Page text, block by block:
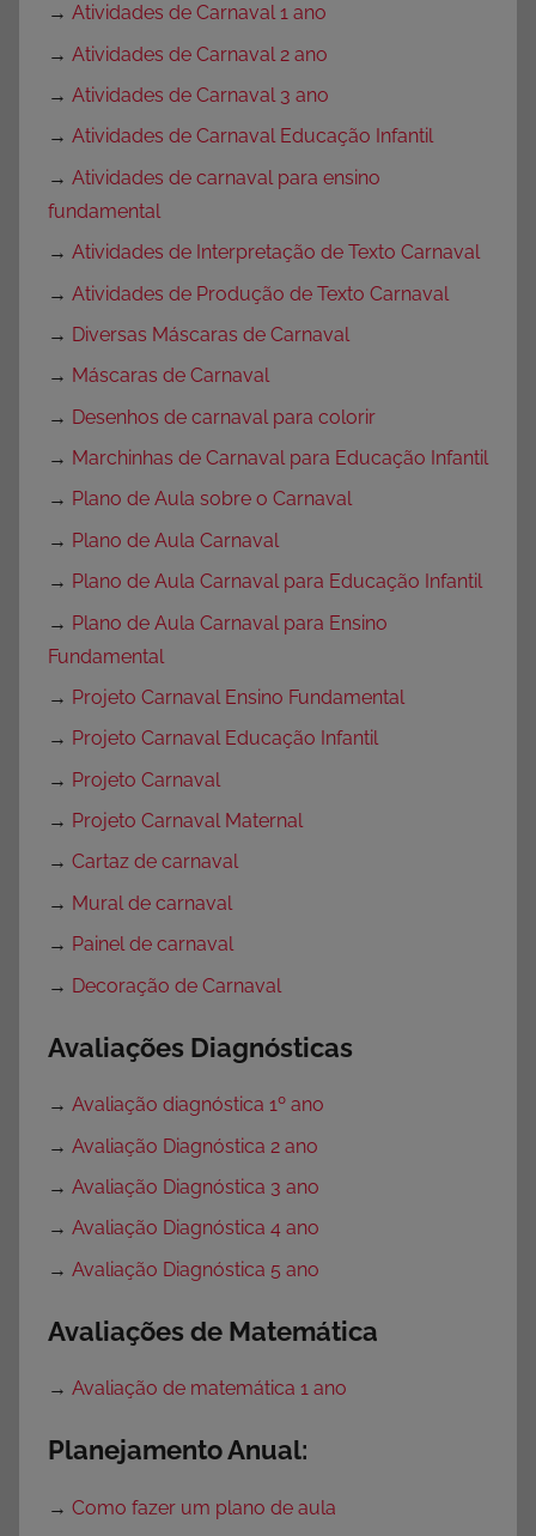
→ Atividades de Carnaval 1 ano
→ Atividades de Carnaval 2 ano
→ Atividades de Carnaval 3 ano
→ Atividades de Carnaval Educação Infantil
→ Atividades de carnaval para ensino
fundamental
→ Atividades de Interpretação de Texto Carnaval
→ Atividades de Produção de Texto Carnaval
→ Diversas Máscaras de Carnaval
→ Máscaras de Carnaval
→ Desenhos de carnaval para colorir
→ Marchinhas de Carnaval para Educação Infantil
→ Plano de Aula sobre o Carnaval
→ Plano de Aula Carnaval
→ Plano de Aula Carnaval para Educação Infantil
→ Plano de Aula Carnaval para Ensino
Fundamental
→ Projeto Carnaval Ensino Fundamental
→ Projeto Carnaval Educação Infantil
→ Projeto Carnaval
→ Projeto Carnaval Maternal
→ Cartaz de carnaval
→ Mural de carnaval
→ Painel de carnaval
→ Decoração de Carnaval
Avaliações Diagnósticas
→ Avaliação diagnóstica 1º ano
→ Avaliação Diagnóstica 2 ano
→ Avaliação Diagnóstica 3 ano
→ Avaliação Diagnóstica 4 ano
→ Avaliação Diagnóstica 5 ano
Avaliações de Matemática
→ Avaliação de matemática 1 ano
Planejamento Anual:
→ Como fazer um plano de aula